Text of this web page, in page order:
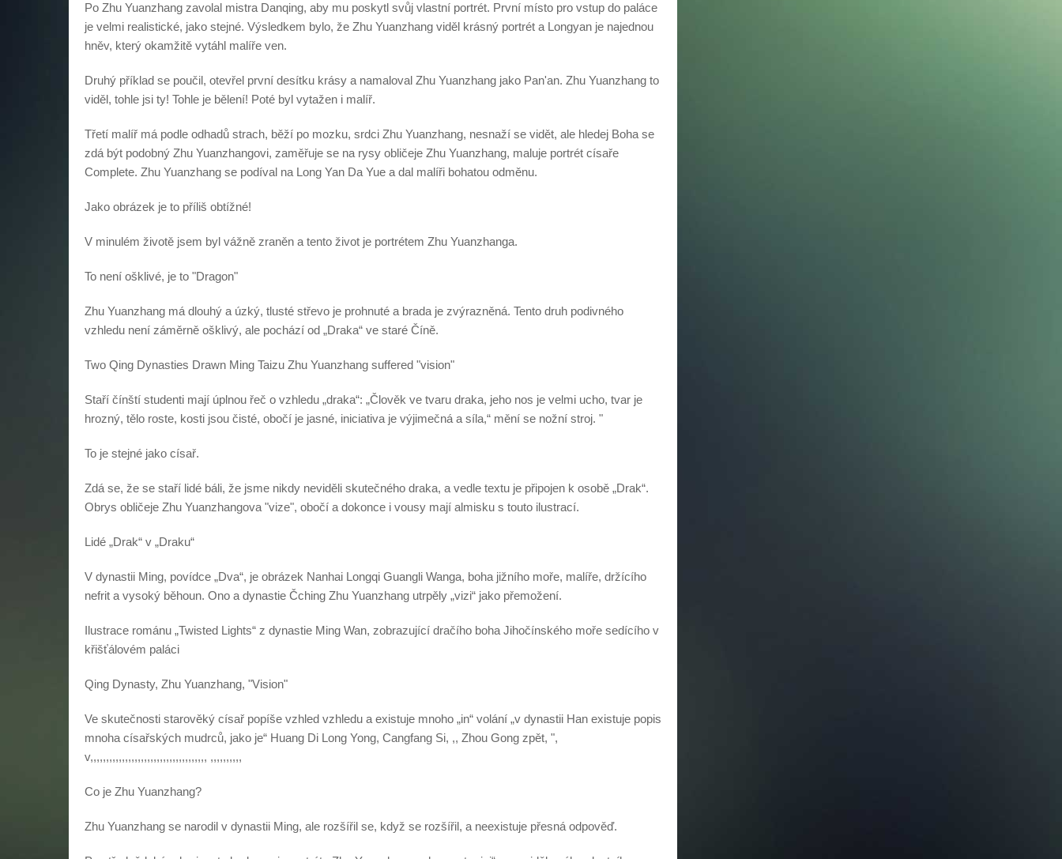
Po Zhu Yuanzhang zavolal mistra Danqing, aby mu poskytl svůj vlastní portrét. První místo pro vstup do paláce
je velmi realistické, jako stejné. Výsledkem bylo, že Zhu Yuanzhang viděl krásný portrét a Longyan je najednou
hněv, který okamžitě vytáhl malíře ven.
Druhý příklad se poučil, otevřel první desítku krásy a namaloval Zhu Yuanzhang jako Pan'an. Zhu Yuanzhang to
viděl, tohle jsi ty! Tohle je bělení! Poté byl vytažen i malíř.
Třetí malíř má podle odhadů strach, běží po mozku, srdci Zhu Yuanzhang, nesnaží se vidět, ale hledej Boha se
zdá být podobný Zhu Yuanzhangovi, zaměřuje se na rysy obličeje Zhu Yuanzhang, maluje portrét císaře
Complete. Zhu Yuanzhang se podíval na Long Yan Da Yue a dal malíři bohatou odměnu.
Jako obrázek je to příliš obtížné!
V minulém životě jsem byl vážně zraněn a tento život je portrétem Zhu Yuanzhanga.
To není ošklivé, je to "Dragon"
Zhu Yuanzhang má dlouhý a úzký, tlusté střevo je prohnuté a brada je zvýrazněná. Tento druh podivného
vzhledu není záměrně ošklivý, ale pochází od „Draka“ ve staré Číně.
Two Qing Dynasties Drawn Ming Taizu Zhu Yuanzhang suffered "vision"
Staří čínští studenti mají úplnou řeč o vzhledu „draka“: „Člověk ve tvaru draka, jeho nos je velmi ucho, tvar je
hrozný, tělo roste, kosti jsou čisté, obočí je jasné, iniciativa je výjimečná a síla,“ mění se nožní stroj. "
To je stejné jako císař.
Zdá se, že se staří lidé báli, že jsme nikdy neviděli skutečného draka, a vedle textu je připojen k osobě „Drak“.
Obrys obličeje Zhu Yuanzhangova "vize", obočí a dokonce i vousy mají almisku s touto ilustrací.
Lidé „Drak“ v „Draku“
V dynastii Ming, povídce „Dva“, je obrázek Nanhai Longqi Guangli Wanga, boha jižního moře, malíře, držícího
nefrit a vysoký běhoun. Ono a dynastie Čching Zhu Yuanzhang utrpěly „vizi“ jako přemožení.
Ilustrace románu „Twisted Lights“ z dynastie Ming Wan, zobrazující dračího boha Jihočínského moře sedícího v
křišťálovém paláci
Qing Dynasty, Zhu Yuanzhang, "Vision"
Ve skutečnosti starověký císař popíše vzhled vzhledu a existuje mnoho „in“ volání „v dynastii Han existuje popis
mnoha císařských mudrců, jako je“ Huang Di Long Yong, Cangfang Si, ,, Zhou Gong zpět, ",
v,,,,,,,,,,,,,,,,,,,,,,,,,,,,,,,,,,,,, ,,,,,,,,,,
Co je Zhu Yuanzhang?
Zhu Yuanzhang se narodil v dynastii Ming, ale rozšířil se, když se rozšířil, a neexistuje přesná odpověď.